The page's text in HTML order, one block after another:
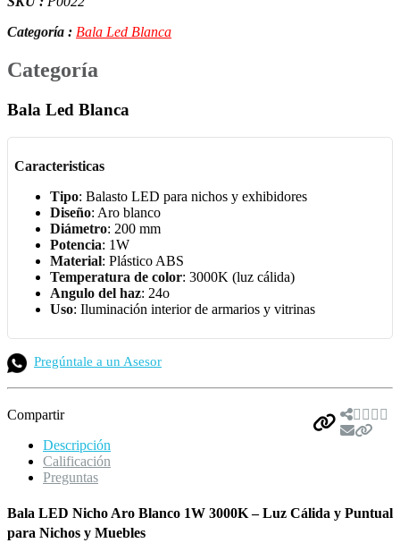
Categoría : Bala Led Blanca
Categoría
Bala Led Blanca
Caracteristicas
Tipo: Balasto LED para nichos y exhibidores
Diseño: Aro blanco
Diámetro: 200 mm
Potencia: 1W
Material: Plástico ABS
Temperatura de color: 3000K (luz cálida)
Angulo del haz: 24o
Uso: Iluminación interior de armarios y vitrinas
Pregúntale a un Asesor
Compartir
Descripción
Calificación
Preguntas
Bala LED Nicho Aro Blanco 1W 3000K – Luz Cálida y Puntual
para Nichos y Muebles